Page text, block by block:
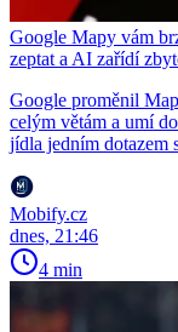
Google Mapy vám
zeptat a AI zařídí
Google proměnil
celým větám a umí
jídla jedním dotazem
Mobify.cz
dnes, 21:46
4 min